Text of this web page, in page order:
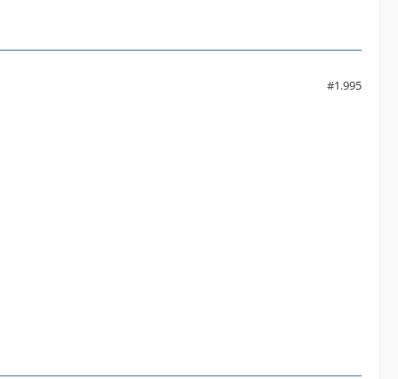
#1.995